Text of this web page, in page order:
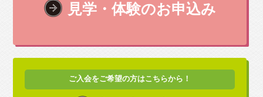
見学・体験のお申込み
ご入会をご希望の方はこちらから！